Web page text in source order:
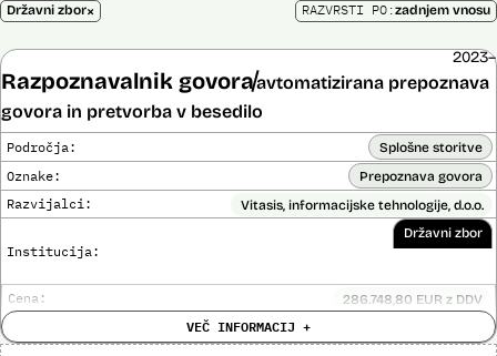
Državni zbor× RAZVRSTI PO:zadnjem vnosu
Razpoznavalnik govoraavtomatizirana prepoznava
govora in pretvorba v besedilo
2023–
Področja: Splošne storitve
Oznake: Prepoznava govora
Razvijalci: Vitasis, informacijske tehnologije, d.o.o.
Institucija:
Državni zbor
Cena: 286.748,80 EUR z DDV
Trajanje
licence:
VEČ INFORMACIJ +